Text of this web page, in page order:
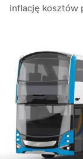
inflację kosztów
(27,4)” – mówi
generalny.